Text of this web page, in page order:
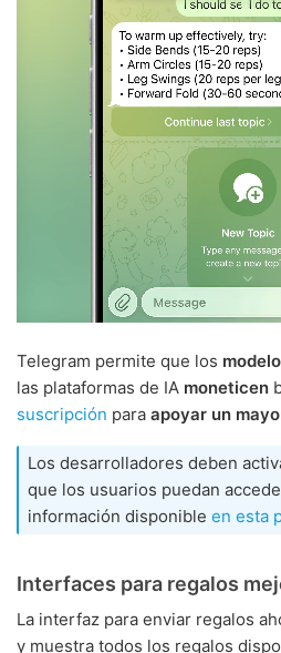
Telegram permite que los
las plataformas de IA moneticen
suscripción para apoyar un
Los desarrolladores deben
que los usuarios puedan
información disponible en esta
Interfaces para regalos
La interfaz para enviar regalos
y muestra todos los regalos